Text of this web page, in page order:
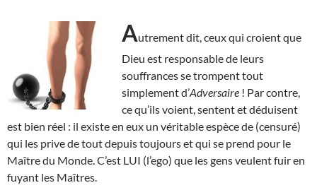
Autrement dit, ceux qui croient que
Dieu est responsable de leurs
souffrances se trompent tout
simplement d’Adversaire ! Par contre,
ce qu’ils voient, sentent et déduisent
est bien réel : il existe en eux un véritable espèce de (censuré)
qui les prive de tout depuis toujours et qui se prend pour le
Maître du Monde. C’est LUI (l’ego) que les gens veulent fuir en
fuyant les Maîtres.